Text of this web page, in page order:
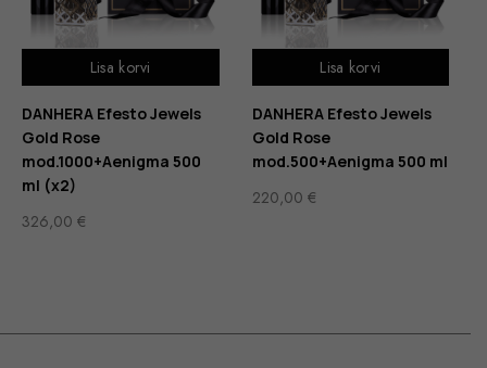
Lisa korvi
DANHERA Efesto Jewels
Gold Rose
mod.1000+Aenigma 500
ml (x2)
326,00 €
Lisa korvi
DANHERA Efesto Jewels
Gold Rose
mod.500+Aenigma 500 ml
220,00 €